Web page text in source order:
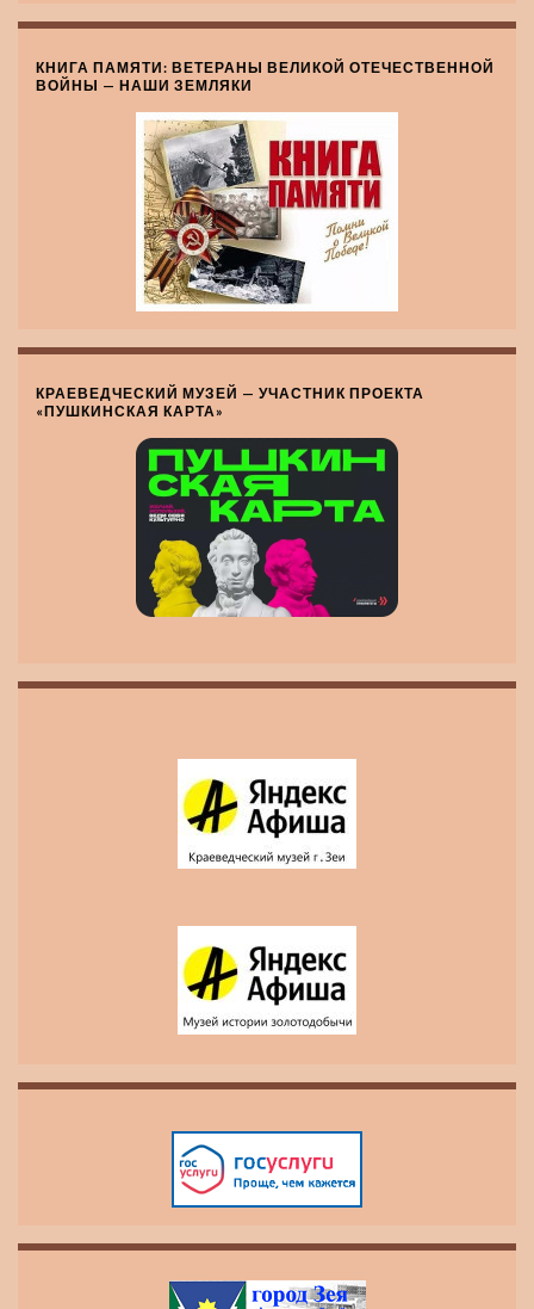
КНИГА ПАМЯТИ: ВЕТЕРАНЫ ВЕЛИКОЙ ОТЕЧЕСТВЕННОЙ
ВОЙНЫ — НАШИ ЗЕМЛЯКИ
КРАЕВЕДЧЕСКИЙ МУЗЕЙ — УЧАСТНИК ПРОЕКТА
«ПУШКИНСКАЯ КАРТА»